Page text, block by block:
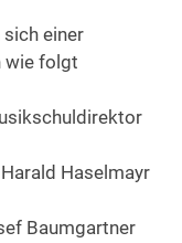
einer
wie folgt
Haselmayr
Baumgartner